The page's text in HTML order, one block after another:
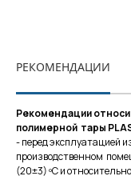
РЕКОМЕНДАЦИИ
Рекомендации
полимерной тары
- перед эксплуатацией
производственном
(20±3) ºС и